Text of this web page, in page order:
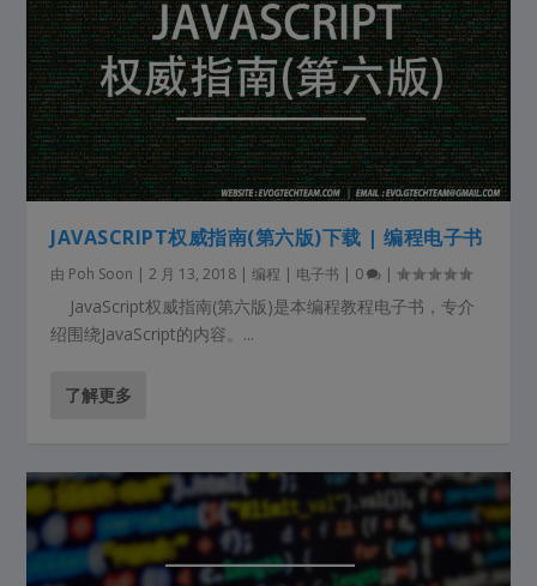
JAVASCRIPT权威指南(第六版)下载 | 编程电子书
由 Poh Soon |2 月 13, 2018 |编程 | 电子书 | 0 |
JavaScript权威指南(第六版)是本编程教程电子书，专介
绍围绕JavaScript的内容。...
了解更多